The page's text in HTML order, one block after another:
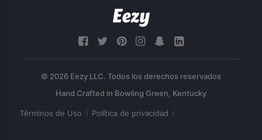
© 2026 Eezy LLC. Todos los derechos reservados
Términos de Uso Política de privacidad